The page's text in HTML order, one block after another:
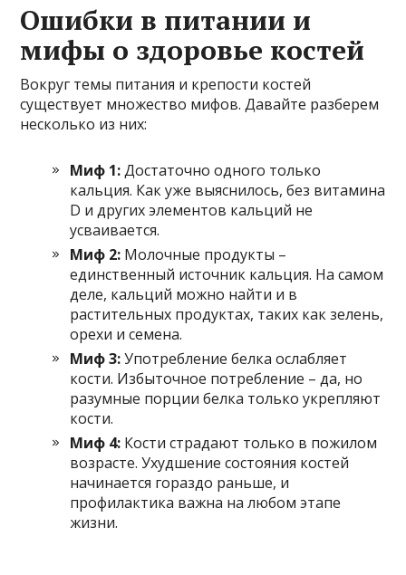
Ошибки в питании и
мифы о здоровье костей
Вокруг темы питания и крепости костей
существует множество мифов. Давайте разберем
несколько из них:
Миф 1:Достаточно одного только
кальция. Как уже выяснилось, без витамина
D и других элементов кальций не
усваивается.
Миф 2: Молочные продукты –
единственный источник кальция. На самом
деле, кальций можно найти и в
растительных продуктах, таких как зелень,
орехи и семена.
Миф 3:Употребление белка ослабляет
кости. Избыточное потребление – да, но
разумные порции белка только укрепляют
кости.
Миф 4: Кости страдают только в пожилом
возрасте. Ухудшение состояния костей
начинается гораздо раньше, и
профилактика важна на любом этапе
жизни.